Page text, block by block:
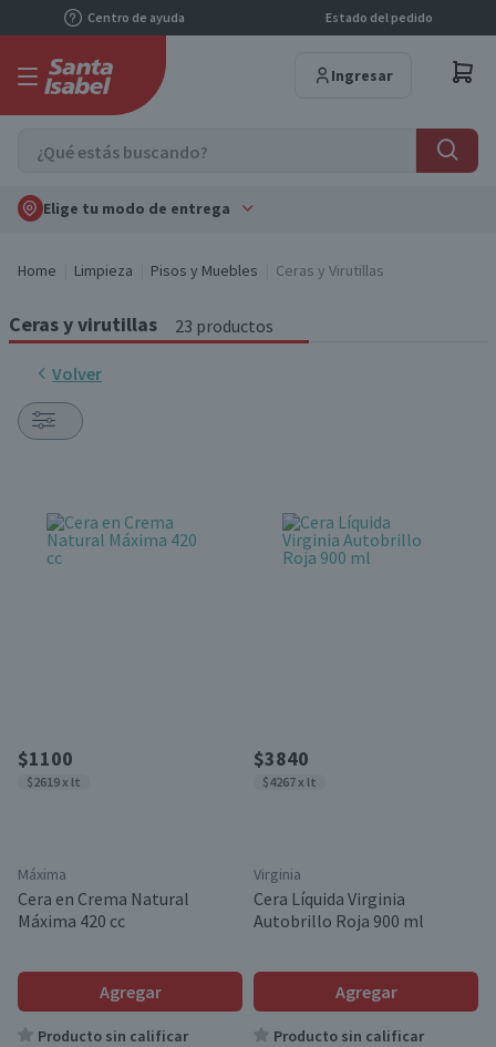
Centro de ayuda Estado del pedido
Ingresar
Elige tu modo de entrega
Home Limpieza Pisos y Muebles Ceras y Virutillas
Ceras y virutillas 23 productos
Volver
$1100
$2619 x lt
Máxima
Cera en Crema Natural
Máxima 420 cc
Agregar
Producto sin calificar
$3840
$4267 x lt
Virginia
Cera Líquida Virginia
Autobrillo Roja 900 ml
Agregar
Producto sin calificar